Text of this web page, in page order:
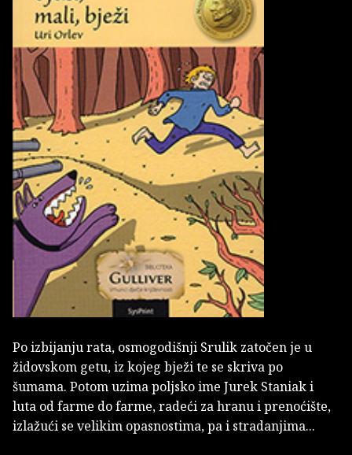
Po izbijanju rata, osmogodišnji Srulik zatočen je u
židovskom getu, iz kojeg bježi te se skriva po
šumama. Potom uzima poljsko ime Jurek Staniak i
luta od farme do farme, radeći za hranu i prenoćište,
izlažući se velikim opasnostima, pa i stradanjima...